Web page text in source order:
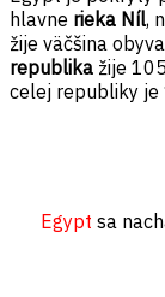
hlavne rieka Níl,
žije väčšina
republika žije
celej republiky je
Egypt sa